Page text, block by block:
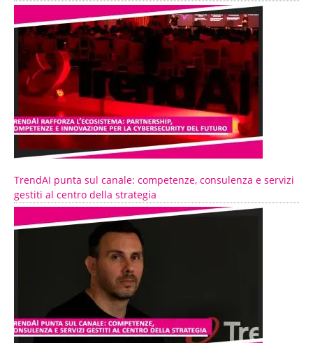
TrendAI punta sul canale: competenze, consulenza e servizi
gestiti al centro della strategia